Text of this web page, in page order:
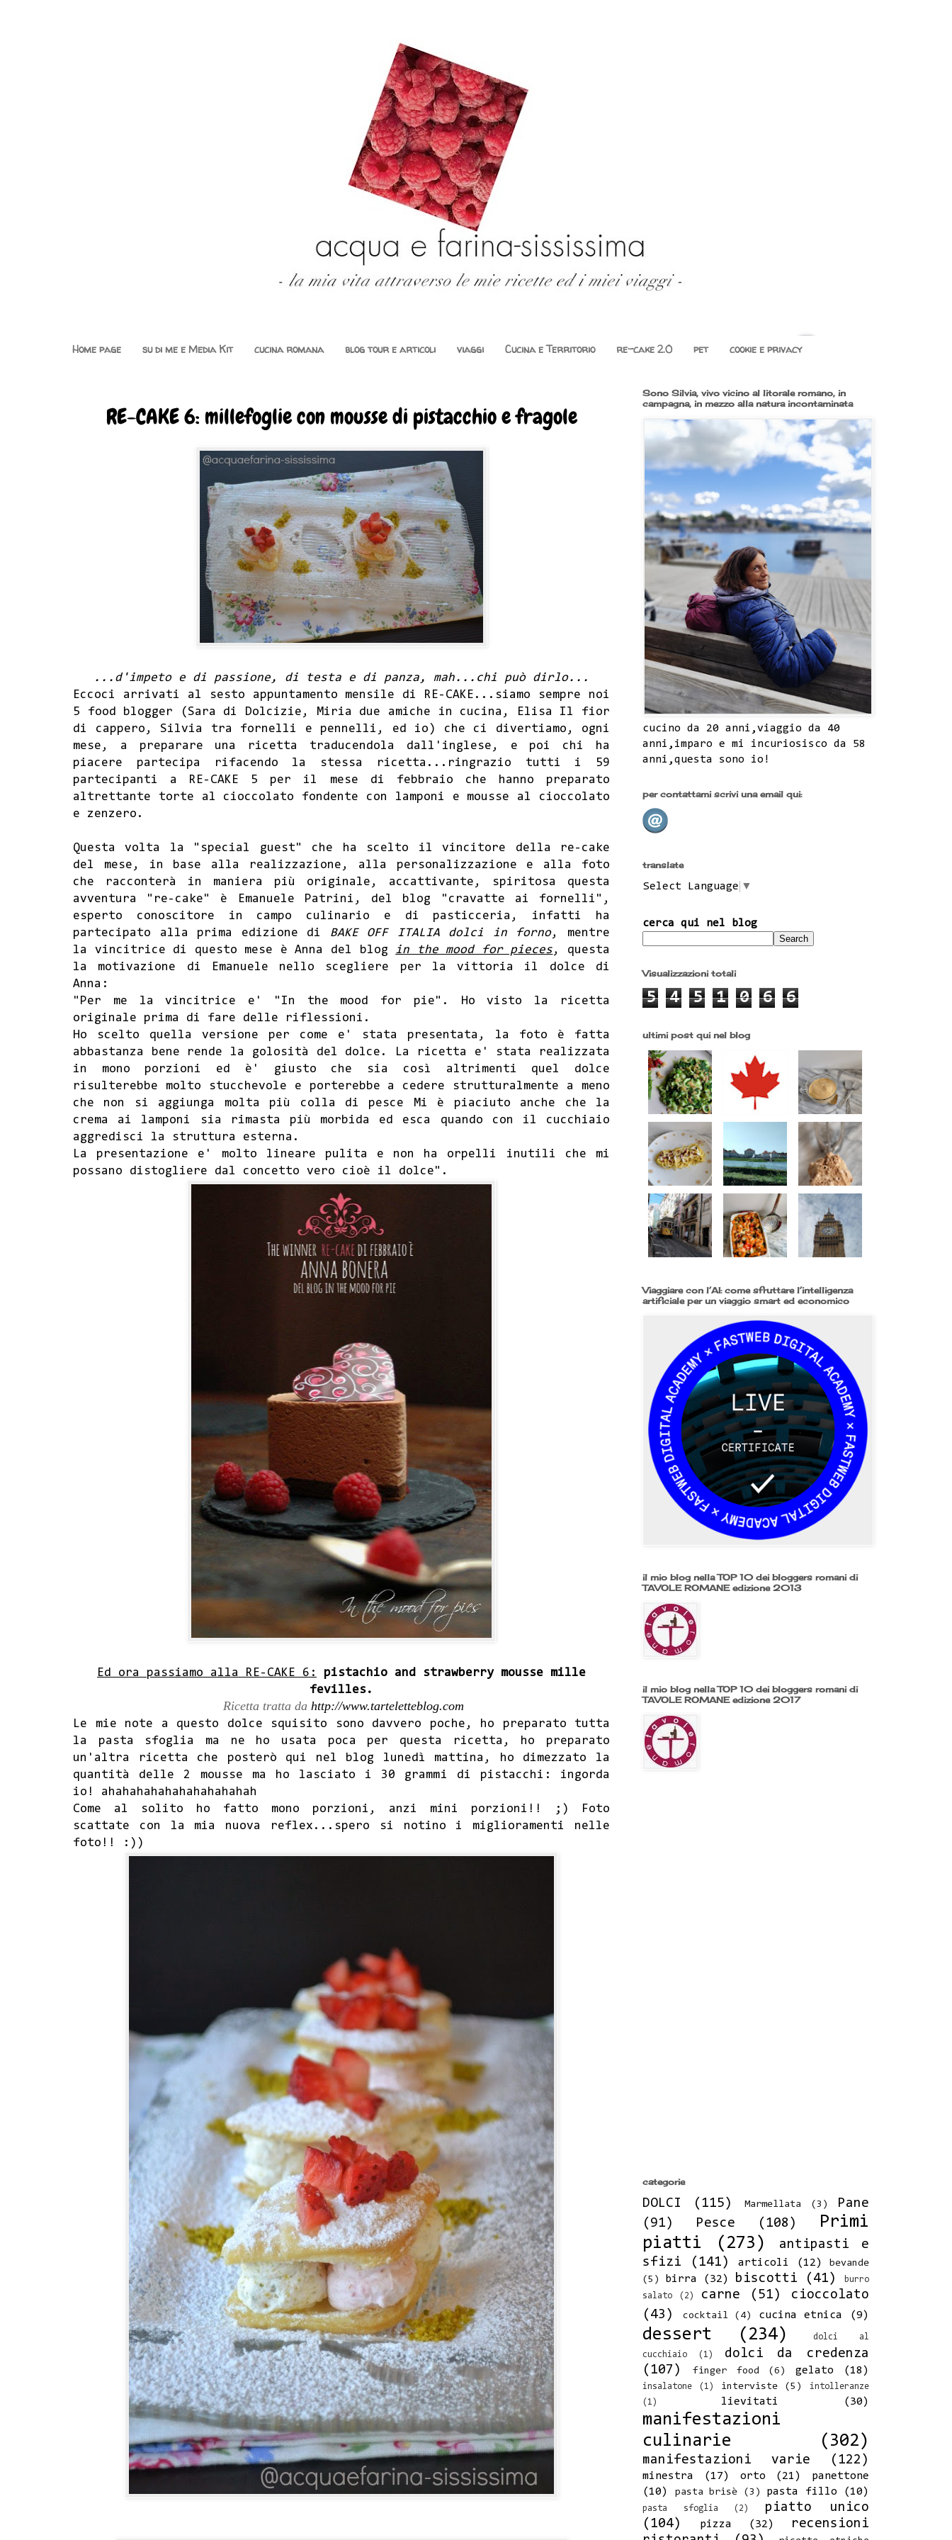
Home page su di me e Media Kit cucina romana blog tour e articoli viaggi Cucina e Territorio re-cake 2.0 pet cookie e privacy
RE-CAKE 6: millefoglie con mousse di pistacchio e fragole
...d'impeto e di passione, di testa e di panza, mah...chi può dirlo...
Eccoci arrivati al sesto appuntamento mensile di RE-CAKE...siamo sempre noi
5 food blogger (Sara di Dolcizie , Miria due amiche in cucina , Elisa Il fior
di cappero , Silvia tra fornelli e pennelli , ed io) che ci divertiamo, ogni
mese, a preparare una ricetta traducendola dall'inglese, e poi chi ha
piacere partecipa rifacendo la stessa ricetta...ringrazio tutti i 59
partecipanti a RE-CAKE 5 per il mese di febbraio che hanno preparato
altrettante torte al cioccolato fondente con lamponi e mousse al cioccolato
e zenzero.
Questa volta la "special guest" che ha scelto il vincitore della re-cake
del mese, in base alla realizzazione, alla personalizzazione e alla foto
che racconterà in maniera più originale, accattivante, spiritosa questa
avventura "re-cake" è
Emanuele Patrini , del blog " cravatte ai fornelli ",
esperto conoscitore in campo culinario e di pasticceria, infatti ha
partecipato alla prima edizione di
BAKE OFF ITALIA dolci in forno, mentre
la vincitrice di questo mese è Anna del blog in the mood for pieces, questa
la motivazione di Emanuele nello scegliere per la vittoria il dolce di
Anna:
"Per me la vincitrice e' "In the mood for pie". Ho visto la ricetta
originale prima di fare delle riflessioni.
Ho scelto quella versione per come e' stata presentata, la foto è fatta
abbastanza bene rende la golosità del dolce. La ricetta e' stata realizzata
in mono porzioni ed è' giusto che sia così altrimenti quel dolce
risulterebbe molto stucchevole e porterebbe a cedere strutturalmente a meno
che non si aggiunga molta più colla di pesce Mi è piaciuto anche che la
crema ai lamponi sia rimasta più morbida ed esca quando con il cucchiaio
aggredisci la struttura esterna.
La presentazione e' molto lineare pulita e non ha orpelli inutili che mi
possano distogliere dal concetto vero cioè il dolce".
Ed ora passiamo alla RE-CAKE 6:
pistachio and strawberry mousse mille
fevilles.
Ricetta tratta da http://www.tarteletteblog.com
Le mie note a questo dolce squisito sono davvero poche, ho preparato tutta
la pasta sfoglia ma ne ho usata poca per questa ricetta, ho preparato
un'altra ricetta che posterò qui nel blog lunedì mattina, ho dimezzato la
quantità delle 2 mousse ma ho lasciato i 30 grammi di pistacchi: ingorda
io! ahahahahahahahahahahah
Come al solito ho fatto mono porzioni, anzi mini porzioni!! ;) Foto
scattate con la mia nuova reflex...spero si notino i miglioramenti nelle
foto!! :))
Sono Silvia, vivo vicino al litorale romano, in
campagna, in mezzo alla natura incontaminata
cucino da 20 anni,viaggio da 40
anni,imparo e mi incuriosisco da 58
anni,questa sono io!
per contattami scrivi una email qui:
translate
Select Language ▼
cerca qui nel blog
Visualizzazioni totali
5 4 5 1 0 6 6
ultimi post qui nel blog
Viaggiare con l’AI: come sfruttare l’intelligenza
artificiale per un viaggio smart ed economico
il mio blog nella TOP 10 dei bloggers romani di
TAVOLE ROMANE edizione 2013
il mio blog nella TOP 10 dei bloggers romani di
TAVOLE ROMANE edizione 2017
categorie
DOLCI (115) Marmellata (3)
Pane
(91)
Pesce (108)
Primi
piatti
(273)
antipasti e
sfizi
(141) articoli (12)
bevande
(5)
birra (32) biscotti (41)
burro
salato
(2) carne (51)
cioccolato
(43)
cocktail (4) cucina etnica (9)
dessert (234)
dolci al
cucchiaio
(1)
dolci da credenza
(107)
finger food (6) gelato (18)
insalatone (1) interviste (5)
intolleranze
(1)
lievitati (30)
manifestazioni
culinarie
(302)
manifestazioni varie (122)
minestra (17) orto (21)
panettone
(10)
pasta brisè (3) pasta fillo (10)
pasta sfoglia (2)
piatto unico
(104)
pizza (32)
recensioni